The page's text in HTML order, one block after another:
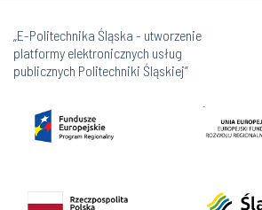
„E-Politechnika Śląska - utworzenie
platformy elektronicznych usług
publicznych Politechniki Śląskiej”